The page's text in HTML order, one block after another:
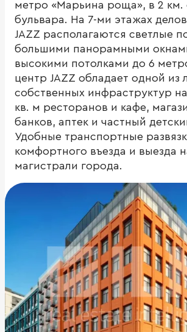
метро «Марьина роща», в 2 км.
бульвара. На 7-ми этажах
JAZZ располагаются светлые
большими панорамными
высокими потолками до 6
центр JAZZ обладает одной из
собственных инфраструктур
кв. м ресторанов и кафе,
банков, аптек и частный
Удобные транспортные
комфортного въезда и выезда
магистрали города.